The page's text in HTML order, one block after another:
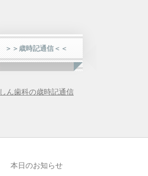
＞＞歳時記通信＜＜
しん歯科の歳時記通信
本日のお知らせ